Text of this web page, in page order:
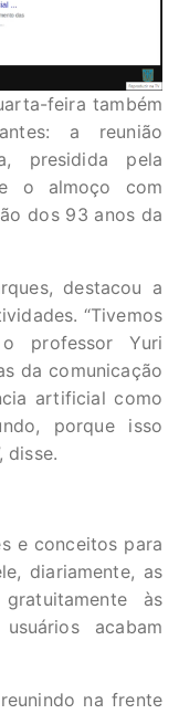
feira também
a reunião
presidida pela
o almoço com
dos 93 anos da
destacou a
“Tivemos
professor Yuri
da comunicação
artificial como
porque isso
disse.
e conceitos para
diariamente, as
às
acabam
na frente